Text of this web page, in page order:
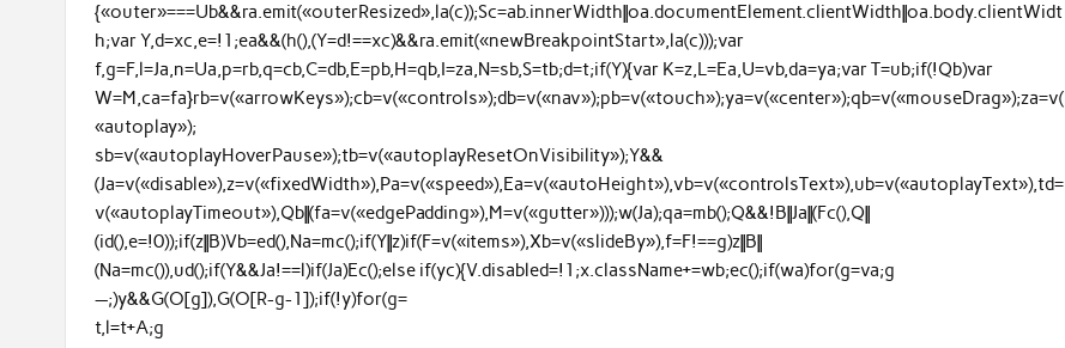
{«outer»===Ub&&ra.emit(«outerResized»,la(c));Sc=ab.innerWidth||oa.documentElement.clientWidth||oa.body.clientWidt
h;var Y,d=xc,e=!1;ea&&(h(),(Y=d!==xc)&&ra.emit(«newBreakpointStart»,la(c)));var
f,g=F,l=Ja,n=Ua,p=rb,q=cb,C=db,E=pb,H=qb,I=za,N=sb,S=tb;d=t;if(Y){var K=z,L=Ea,U=vb,da=ya;var T=ub;if(!Qb)var
W=M,ca=fa}rb=v(«arrowKeys»);cb=v(«controls»);db=v(«nav»);pb=v(«touch»);ya=v(«center»);qb=v(«mouseDrag»);za=v(
«autoplay»);
sb=v(«autoplayHoverPause»);tb=v(«autoplayResetOnVisibility»);Y&&
(Ja=v(«disable»),z=v(«fixedWidth»),Pa=v(«speed»),Ea=v(«autoHeight»),vb=v(«controlsText»),ub=v(«autoplayText»),td=
v(«autoplayTimeout»),Qb||(fa=v(«edgePadding»),M=v(«gutter»)));w(Ja);qa=mb();Q&&!B||Ja||(Fc(),Q||
(id(),e=!0));if(z||B)Vb=ed(),Na=mc();if(Y||z)if(F=v(«items»),Xb=v(«slideBy»),f=F!==g)z||B||
(Na=mc()),ud();if(Y&&Ja!==l)if(Ja)Ec();else if(yc){V.disabled=!1;x.className+=wb;ec();if(wa)for(g=va;g
—;)y&&G(O[g]),G(O[R-g-1]);if(!y)for(g=
t,l=t+A;g